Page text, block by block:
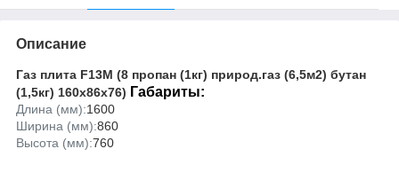
Описание
Газ плита F13M (8 пропан (1кг) природ.газ (6,5м2) бутан
(1,5кг) 160х86х76) Габариты:
Длина (мм):1600
Ширина (мм):860
Высота (мм):760